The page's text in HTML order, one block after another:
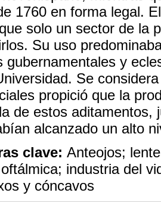
1760 en forma legal.
solo un sector de la
Su uso
gubernamentales y
Se
propició que la
de estos aditamentos,
alcanzado un alto
clave: Anteojos;
industria del
y cóncavos